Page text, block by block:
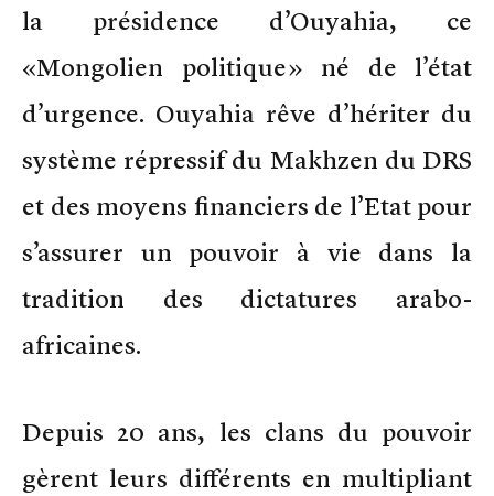
la présidence d’Ouyahia, ce
«Mongolien politique» né de l’état
d’urgence. Ouyahia rêve d’hériter du
système répressif du Makhzen du DRS
et des moyens financiers de l’Etat pour
s’assurer un pouvoir à vie dans la
tradition des dictatures arabo-
africaines.
Depuis 20 ans, les clans du pouvoir
gèrent leurs différents en multipliant